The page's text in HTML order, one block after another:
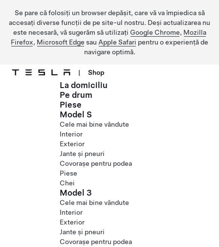
Se pare că folosiți un browser depășit, care vă va împiedica să
accesați diverse funcții de pe site-ul nostru. Deși actualizarea nu
este necesară, vă sugerăm să utilizați Google Chrome, Mozilla
Firefox, Microsoft Edge sau Apple Safari pentru o experiență de
navigare optimă.
Treceți la conținutul principal
| Shop
La domiciliu
Pe drum
Piese
Model S
Cele mai bine vândute
Interior
Exterior
Jante și pneuri
Covorașe pentru podea
Piese
Chei
Model 3
Cele mai bine vândute
Interior
Exterior
Jante și pneuri
Covorașe pentru podea